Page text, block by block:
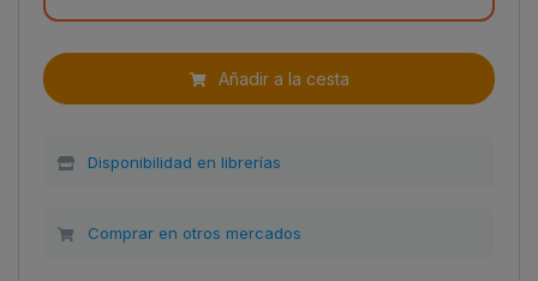
Añadir a la cesta
Disponibilidad en librerías
Comprar en otros mercados